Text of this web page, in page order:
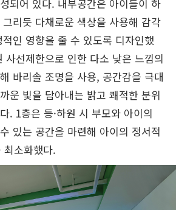
되어 있다. 내부공간은 아이들이 하
리듯 다채로운 색상을 사용해 감각
인 영향을 줄 수 있도록 디자인했
사선제한으로 인한 다소 낮은 느낌의
바리솔 조명을 사용, 공간감을 극대
운 빛을 담아내는 밝고 쾌적한 분위
. 1층은 등·하원 시 부모와 아이의
있는 공간을 마련해 아이의 정서적
소화했다.